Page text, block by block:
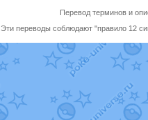
Перевод терминов и
Эти переводы соблюдают "правило 12